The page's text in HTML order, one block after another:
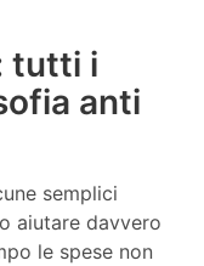
tutti i
anti
semplici
aiutare davvero
le spese non